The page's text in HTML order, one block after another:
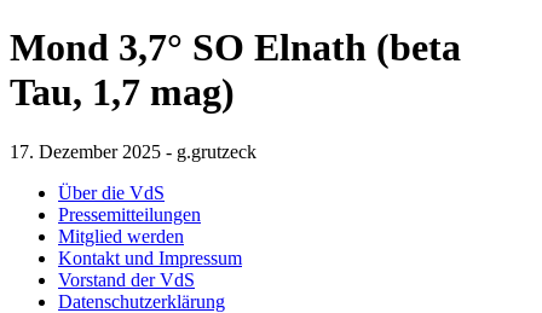
Mond 3,7° SO Elnath (beta
Tau, 1,7 mag)
17. Dezember 2025 - g.grutzeck
Über die VdS
Pressemitteilungen
Mitglied werden
Kontakt und Impressum
Vorstand der VdS
Datenschutzerklärung